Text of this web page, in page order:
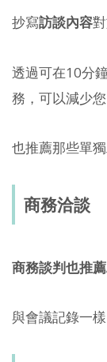
抄寫訪談內容
透過可在10分
務，可以減少
也推薦那些單
商務洽談
商務談判也推
與會議記錄一